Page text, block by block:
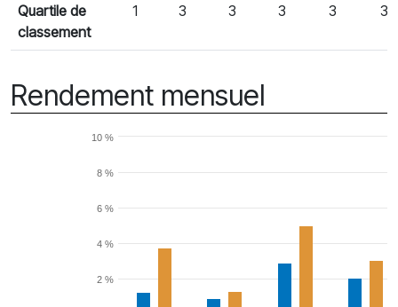
Quartile de
classement
1 3 3 3 3 3
Rendement mensuel
2 %
4 %
6 %
8 %
10 %